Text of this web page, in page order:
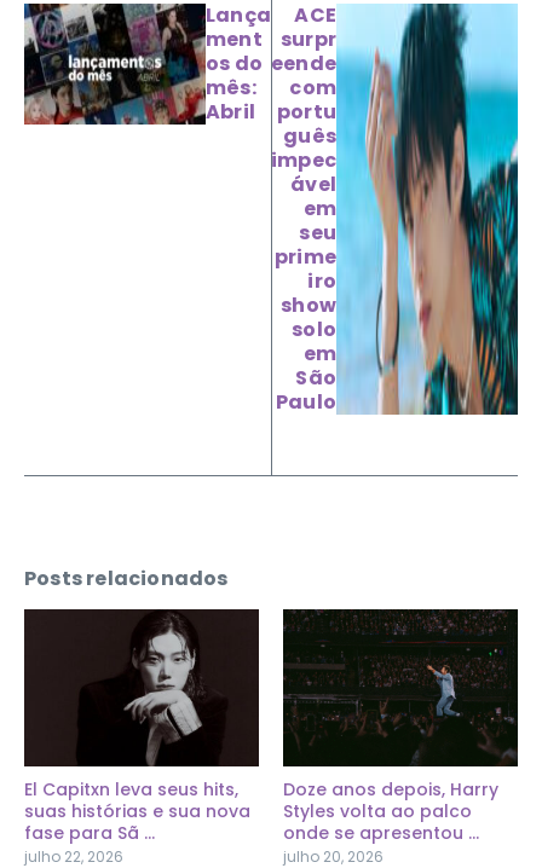
Lança
ment
os do
mês:
Abril
ACE
surpr
eende
com
portu
guês
impec
ável
em
seu
prime
iro
show
solo
em
São
Paulo
Posts relacionados
El Capitxn leva seus hits,
suas histórias e sua nova
fase para Sã ...
julho 22, 2026
Doze anos depois, Harry
Styles volta ao palco
onde se apresentou ...
julho 20, 2026